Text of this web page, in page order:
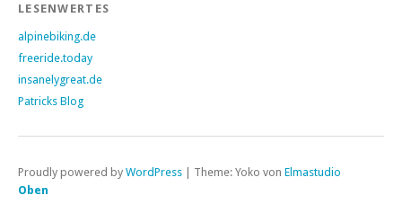
LESENWERTES
alpinebiking.de
freeride.today
insanelygreat.de
Patricks Blog
Proudly powered by WordPress Theme: Yoko von Elmastudio
Oben